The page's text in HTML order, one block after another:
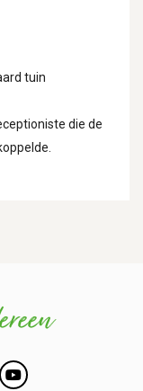
tuin
die de